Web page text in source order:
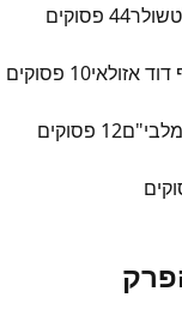
44 פסוקים
דוד אזולאי10 פסוקים
מלבי"ם12 פסוקים